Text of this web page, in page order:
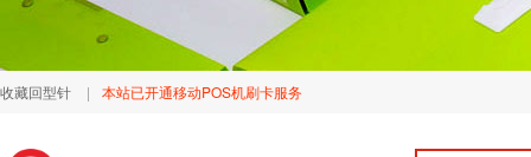
收藏回型针 | 本站已开通移动POS机刷卡服务